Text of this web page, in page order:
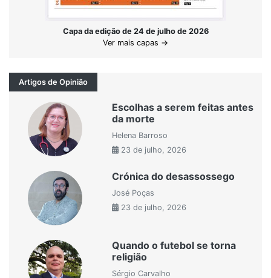
Capa da edição de 24 de julho de 2026
Ver mais capas →
Artigos de Opinião
Escolhas a serem feitas antes
da morte
Helena Barroso
23 de julho, 2026
Crónica do desassossego
José Poças
23 de julho, 2026
Quando o futebol se torna
religião
Sérgio Carvalho